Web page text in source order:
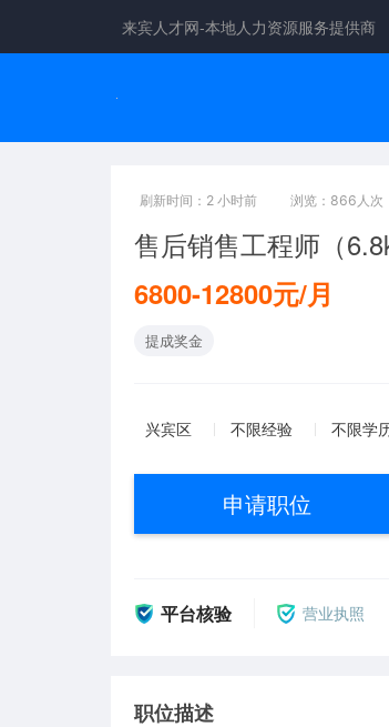
来宾人才网-本地人力资源服务提供商
刷新时间：2 小时前 浏览：866人次
售后销售工程师（
6800-12800元/月
提成奖金
兴宾区 不限经验 不限学
申请职位
平台核验 营业执照
职位描述